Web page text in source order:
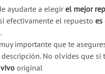
ayudarte a elegirel mejor
efectivamente el repuesto
importante que te
No olvides que
vivo original